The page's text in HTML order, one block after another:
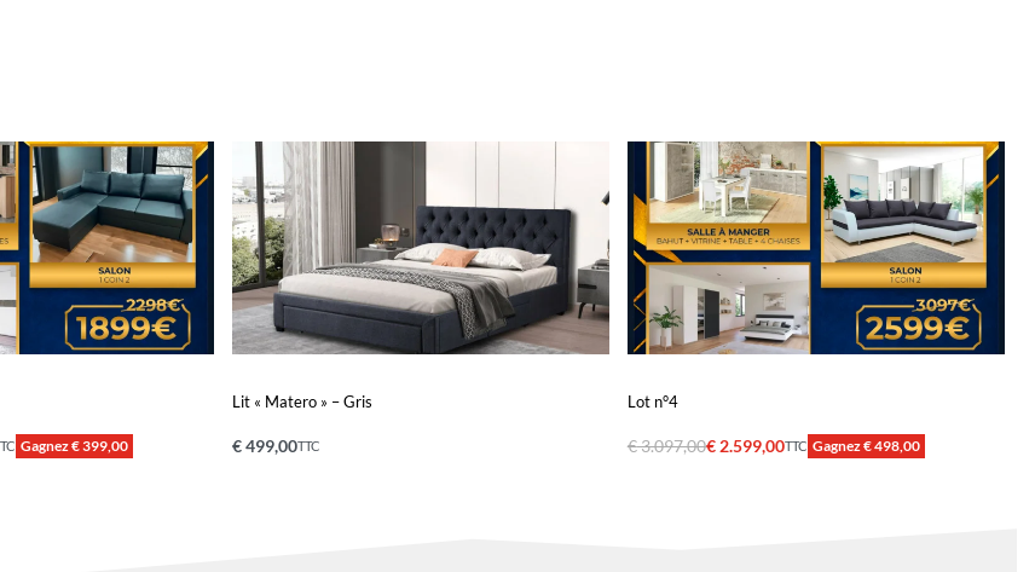
Gagnez € 399,00
Lit « Matero » – Gris
€499,00TTC
Lot n°4
€3.097,00€2.599,00TTC Gagnez € 498,00